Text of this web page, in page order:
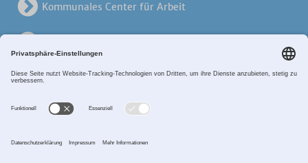
Kommunales Center für Arbeit
Alten- und Pflegezentren
Breitband MKK